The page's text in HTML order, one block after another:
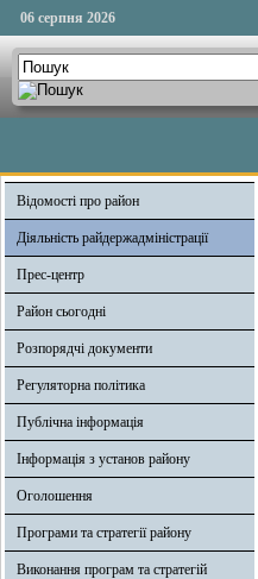
06 серпня 2026
Відомості про район
Діяльність райдержадміністрації
Прес-центр
Район сьогодні
Розпорядчі документи
Регуляторна політика
Публічна інформація
Інформація з установ району
Оголошення
Програми та стратегії району
Виконання програм та стратегій